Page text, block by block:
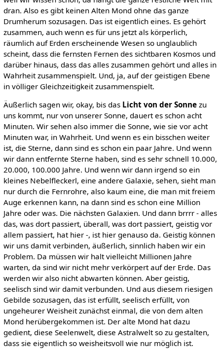
dran. Also es gibt keinen Alten Mond ohne das ganze
Drumherum sozusagen. Das ist eigentlich eines. Es gehört
zusammen, auch wenn es für uns jetzt als körperlich,
räumlich auf Erden erscheinende Wesen so unglaublich
scheint, dass die fernsten Fernen des sichtbaren Kosmos und
darüber hinaus, dass das alles zusammen gehört und alles in
Wahrheit zusammenspielt. Und, ja, auf der geistigen Ebene
in völliger Gleichzeitigkeit zusammenspielt.
Äußerlich sagen wir, okay, bis das Licht von der Sonnezu
uns kommt, nur von unserer Sonne, dauert es schon acht
Minuten. Wir sehen also immer die Sonne, wie sie vor acht
Minuten war, in Wahrheit. Und wenn es ein bisschen weiter
ist, die Sterne, dann sind es schon ein paar Jahre. Und wenn
wir dann entfernte Sterne haben, sind es sehr schnell 10.000,
20.000, 100.000 Jahre. Und wenn wir dann irgend so ein
kleines Nebelfleckerl, eine andere Galaxie, sehen, sieht man
nur durch die Fernrohre, also kaum eine, die man mit freiem
Auge erkennen kann, na dann sind es schon eine Million
Jahre oder was. Die nächsten Galaxien. Und dann brrrr - alles
das, was dort passiert, überall, was dort passiert, geistig vor
allem passiert, hat hier -, ist hier genauso da. Geistig können
wir uns damit verbinden, äußerlich, sinnlich haben wir ein
Problem. Da müssen wir halt vielleicht Millionen Jahre
warten, da sind wir nicht mehr verkörpert auf der Erde. Das
werden wir also nicht abwarten können. Aber geistig,
seelisch sind wir damit verbunden. Und aus diesem riesigen
Gebilde sozusagen, das ist erfüllt, seelisch erfüllt, von
ungeheurer Weisheit zunächst einmal, die von dem alten
Mond herübergekommen ist. Der alte Mond hat dazu
gedient, diese Seelenwelt, diese Astralwelt so zu gestalten,
dass sie eigentlich so weisheitsvoll wie nur möglich ist.